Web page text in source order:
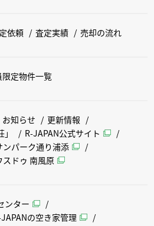
依頼 査定実績 売却の流れ
限定物件一覧
お知らせ
更新情報
R-JAPAN公式サイト
ンパーク通り浦添
スドゥ 南風原
ンター
JAPANの空き家管理